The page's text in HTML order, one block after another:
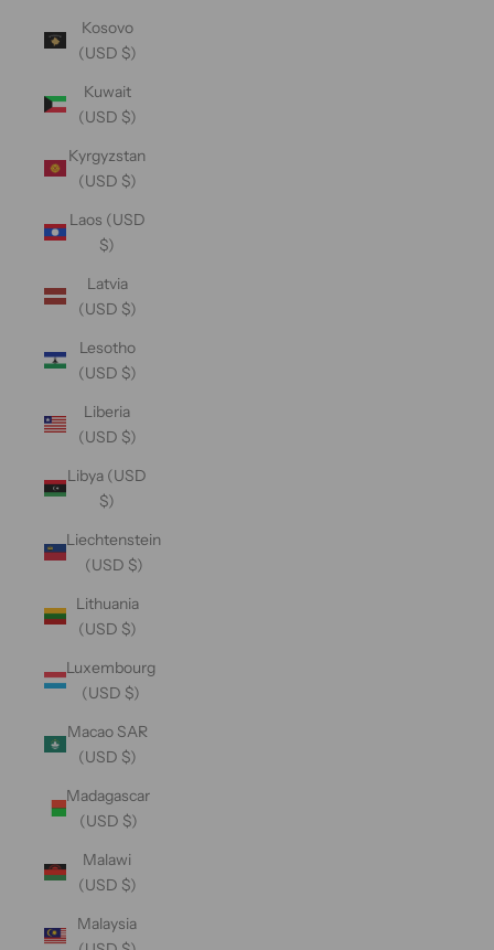
Kosovo
(USD $)
Kuwait
(USD $)
Kyrgyzstan
(USD $)
Laos (USD
$)
Latvia
(USD $)
Lesotho
(USD $)
Liberia
(USD $)
Libya (USD
$)
Liechtenstein
(USD $)
Lithuania
(USD $)
Luxembourg
(USD $)
Macao SAR
(USD $)
Madagascar
(USD $)
Malawi
(USD $)
Malaysia